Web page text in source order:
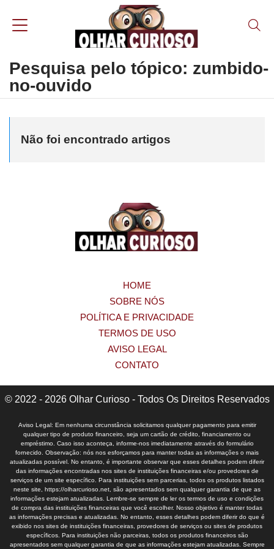
Pesquisa pelo tópico: zumbido-
no-ouvido
Não foi encontrado artigos
HOME
SOBRE NÓS
POLÍTICA E PRIVACIDADE
TERMOS DE USO
AVISO LEGAL
CONTATO
© 2022 - 2026 Olhar Curioso - Todos Os Direitos Reservados
Aviso Legal: Em nenhuma circunstância solicitamos qualquer pagamento para emitir
qualquer tipo de produto financeiro, seja um cartão de crédito, financiamento ou
empréstimo. Caso isso aconteça, informe-nos imediatamente através do formulário
fornecido. Observação: nós nos esforçamos para manter todas as informações o mais
atualizadas possível. No entanto, é importante observar que esses detalhes podem diferir
das informações encontradas nos sites de instituições financeiras e/ou provedores de
serviços de um site específico. Para instituições sem parcerias, todos os produtos listados
neste site, https://olharcurioso.net, são apresentados sem qualquer garantia de que as
informações estejam atualizadas. Lembre-se sempre de ler os termos de uso e condições
de compra das instituições financeiras que você escolher. Nosso objetivo é manter todas
as informações precisas e atualizadas. No entanto, esses detalhes podem diferir do que é
exibido nos sites de instituições financeiras, provedores de serviços ou sites de produtos
específicos. Para instituições não parceiras, todos os produtos financeiros são
apresentados sem qualquer garantia de que as informações estejam atualizadas. Sempre